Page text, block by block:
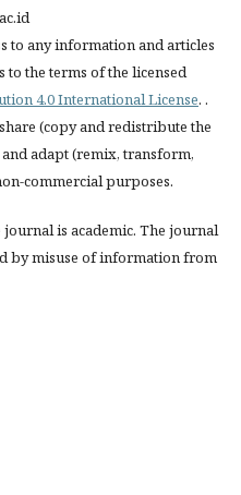
to any information and articles
the terms of the licensed
4.0 International License. .
(copy and redistribute the
adapt (remix, transform,
commercial purposes.
is academic. The journal
by misuse of information from